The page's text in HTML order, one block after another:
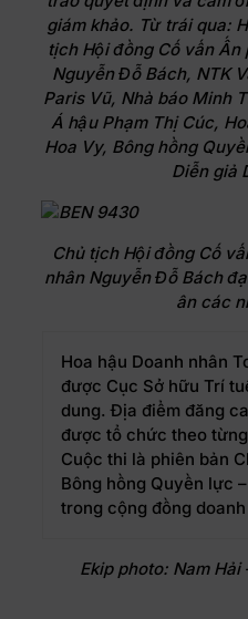
giám khảo. Từ trái qua:
tịch Hội đồng Cố vấn Ấn
Nguyễn Đỗ Bách, NTK
Paris Vũ, Nhà báo Minh
Á hậu Phạm Thị Cúc,
Hoa Vy, Bông hồng
Diễn giả
Chủ tịch Hội đồng Cố
nhân Nguyễn Đỗ Bách
ân các
Hoa hậu Doanh nhân
được Cục Sở hữu Trí
dung. Địa điểm đăng
được tổ chức theo
Cuộc thi là phiên bản
Bông hồng Quyền lực
trong cộng đồng
Ekip photo: Nam Hải